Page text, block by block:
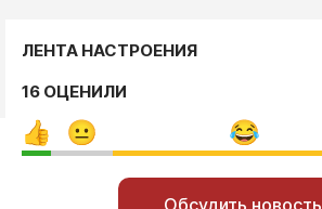
ЛЕНТА НАСТРОЕНИЯ
16 ОЦЕНИЛИ
Обсудить новость